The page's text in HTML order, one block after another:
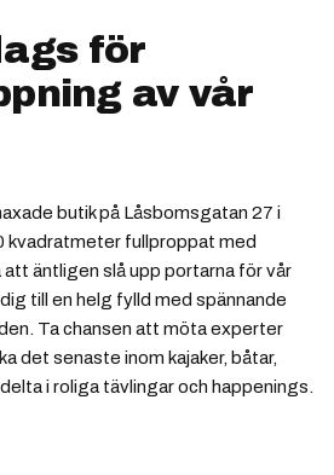
för
av vår
butik på Låsbomsgatan 27 i
kvadratmeter fullproppat med
att äntligen slå upp portarna för vår
till en helg fylld med spännande
Ta chansen att möta experter
det senaste inom kajaker, båtar,
i roliga tävlingar och happenings.